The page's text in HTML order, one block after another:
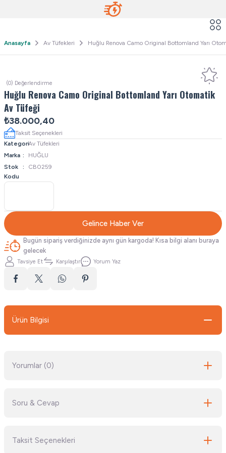
Anasayfa Av Tüfekleri Huğlu Renova Camo Original Bottomland Yarı
(0) Değerlendirme
Huğlu Renova Camo Original Bottomland Yarı Otomatik
Av Tüfeği
₺38.000,40
Taksit Seçenekleri
KategoriAv Tüfekleri
Marka
HUĞLU
Stok
Kodu
CB0259
Gelince Haber Ver
Bugün sipariş verdiğinizde aynı gün kargoda! Kısa bilgi alanı buraya
gelecek
Tavsiye Et Karşılaştır Yorum Yaz
Ürün Bilgisi
Yorumlar (0)
Soru & Cevap
Taksit Seçenekleri